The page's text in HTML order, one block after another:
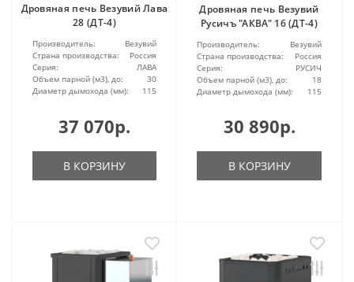
Дровяная печь Везувий Лава
28 (ДТ-4)
Производитель:
Везувий
Страна производства:
Россия
Серия:
ЛАВА
Объем парной (м3), до:
30
Диаметр дымохода (мм):
115
37 070р.
В КОРЗИНУ
Дровяная печь Везувий
Русичъ "АКВА" 16 (ДТ-4)
Производитель:
Везувий
Страна производства:
Россия
Серия:
РУСИЧ
Объем парной (м3), до:
18
Диаметр дымохода (мм):
115
30 890р.
В КОРЗИНУ